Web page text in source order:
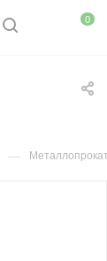
0
—